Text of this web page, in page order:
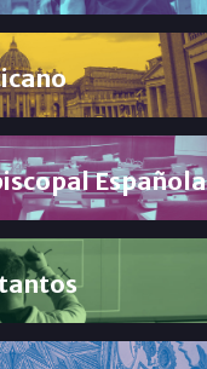
Española